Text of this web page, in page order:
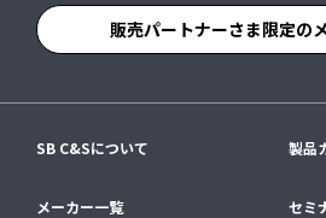
販売パートナーさま限定の
SB C&Sについて 製品
メーカー一覧 セミ